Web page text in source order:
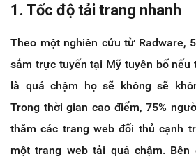
1. Tốc độ tải trang nhanh
Theo một nghiên cứu từ Radware,
sắm trực tuyến tại Mỹ tuyên bố nếu
là quá chậm họ sẽ không sẽ
Trong thời gian cao điểm, 75%
thăm các trang web đối thủ cạnh
một trang web tải quá chậm. Bên